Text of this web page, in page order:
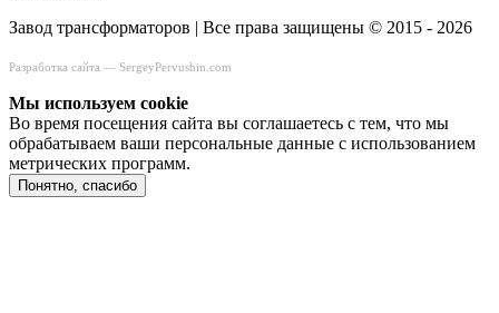
Завод трансформаторов | Все права защищены © 2015 - 2026
Разработка сайта — SergeyPervushin.com
Мы используем сookie
Во время посещения сайта вы соглашаетесь с тем, что мы
обрабатываем ваши персональные данные с использованием
метрических программ.
Понятно, спасибо